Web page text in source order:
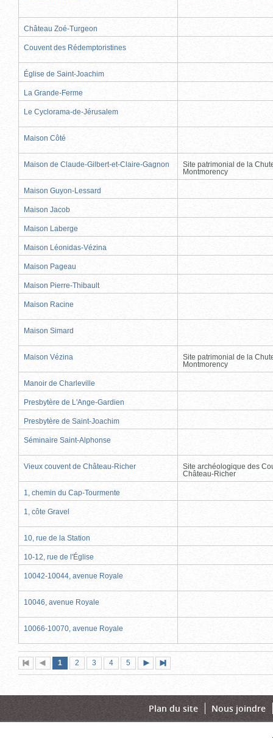
Château Zoé-Turgeon
Couvent des Rédemptoristines
Église de Saint-Joachim
La Grande-Ferme
Le Cyclorama-de-Jérusalem
Maison Côté
Maison de Claude-Gilbert-et-Claire-Gagnon
Site patrimonial de la
Montmorency
Maison Guyon-Lessard
Maison Jacob
Maison Laberge
Maison Léonidas-Vézina
Maison Pageau
Maison Pierre-Thibault
Maison Racine
Maison Simard
Maison Vézina
Site patrimonial de la
Montmorency
Manoir de Charleville
Presbytère de L'Ange-Gardien
Presbytère de Saint-Joachim
Séminaire Saint-Alphonse
Vieux couvent de Château-Richer
Site archéologique des
Château-Richer
1, chemin du Cap-Tourmente
1, côte Gravel
10, rue de la Station
10-12, rue de l'Église
10042-10044, avenue Royale
10046, avenue Royale
10066-10070, avenue Royale
Première
page
Page
précédente
Page
1 (page
actuelle)
Page
2 Page
3 Page
4 Page
5
suivante
page
Plan du site Nous joindre